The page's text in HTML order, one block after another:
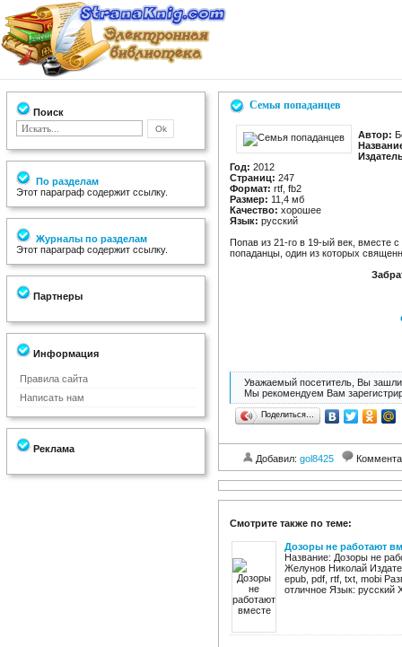
Поиск
По разделам
Этот параграф содержит ссылку.
Журналы по разделам
Этот параграф содержит ссылку.
Партнеры
Информация
Правила сайта
Написать нам
Реклама
Cемья попаданцев
Автор:
Год: 2012
Страниц: 247
Формат: rtf, fb2
Размер: 11,4 мб
Качество: хорошее
Язык: русский
Попав из 21-го в 19-ый век, вместе
попаданцы, один из которых
Уважаемый посетитель, Вы зашли
Мы рекомендуем Вам
Поделиться…
Добавил: gol8425
Смотрите также по теме:
Дозоры не работают
Название: Дозоры не
Желунов Николай
epub, pdf, rtf, txt, mobi
отличное Язык: русский